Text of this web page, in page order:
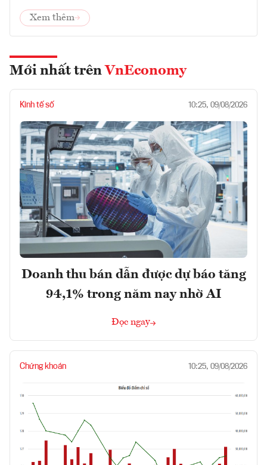
Xem thêm
Mới nhất trên VnEconomy
Kinh tế số 10:25, 09/08/2026
Doanh thu bán dẫn được dự báo tăng
94,1% trong năm nay nhờ AI
Đọc ngay
Chứng khoán 10:25, 09/08/2026